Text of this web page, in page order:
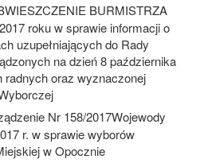
BURMISTRZA
roku w sprawie informacji o
uzupełniających do Rady
na dzień 8 października
radnych oraz wyznaczonej
Nr 158/2017Wojewody
r. w sprawie wyborów
w Opocznie